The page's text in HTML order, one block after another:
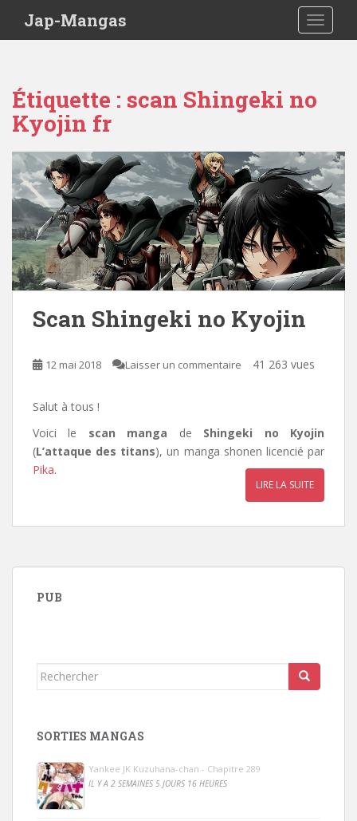
Jap-Mangas
Étiquette : scan Shingeki no
Kyojin fr
Scan Shingeki no Kyojin
12 mai 2018 Laisser un commentaire 41 263 vues
Salut à tous !
Voici le scan manga de Shingeki no Kyojin
(L’attaque des titans), un manga shonen licencié par
Pika.
LIRE LA SUITE
PUB
Rechercher...
SORTIES MANGAS
Yankee JK Kuzuhana-chan - Chapitre 289
IL Y A 2 SEMAINES 5 JOURS 16 HEURES